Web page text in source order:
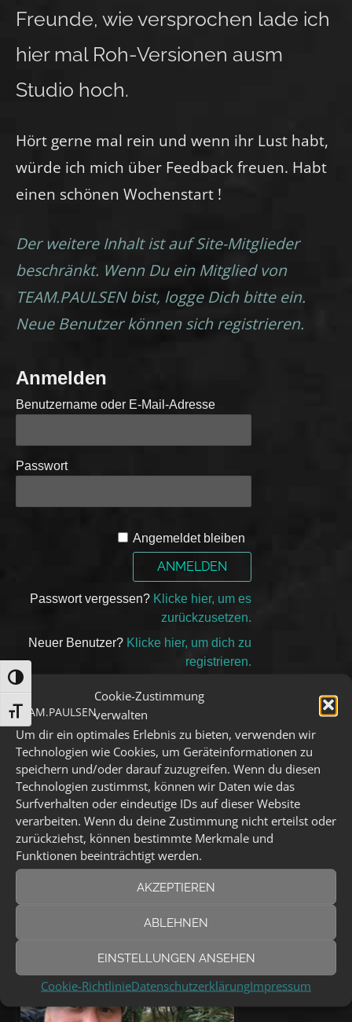
Cookie-Zustimmung
verwalten
Um dir ein optimales Erlebnis zu bieten, verwenden wir
Technologien wie Cookies, um Geräteinformationen zu
speichern und/oder darauf zuzugreifen. Wenn du diesen
Technologien zustimmst, können wir Daten wie das
Surfverhalten oder eindeutige IDs auf dieser Website
verarbeiten. Wenn du deine Zustimmung nicht erteilst oder
zurückziehst, können bestimmte Merkmale und
Funktionen beeinträchtigt werden.
AKZEPTIEREN
ABLEHNEN
EINSTELLUNGEN ANSEHEN
Cookie-RichtlinieDatenschutzerklärungImpressum
UMSCHALTEN AUF HOHE KONTRASTE
SCHRIFT VERGRÖSSERN
Freunde, wie versprochen lade ich
hier mal Roh-Versionen ausm
Studio hoch.
Hört gerne mal rein und wenn ihr Lust habt,
würde ich mich über Feedback freuen. Habt
einen schönen Wochenstart !
Der weitere Inhalt ist auf Site-Mitglieder
beschränkt. Wenn Du ein Mitglied von
TEAM.PAULSEN bist, logge Dich bitte ein.
Neue Benutzer können sich registrieren.
Anmelden
Benutzername oder E-Mail-Adresse
Passwort
t
v
e
:
Angemeldet bleiben
Passwort vergessen? Klicke hier, um es
zurückzusetzen.
Neuer Benutzer? Klicke hier, um dich zu
registrieren.
Das Könnte Dich Auch Interessieren: